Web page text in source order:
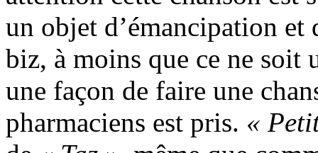
un objet d’émancipation
biz, à moins que ce ne soit
une façon de faire une
pharmaciens est pris. «